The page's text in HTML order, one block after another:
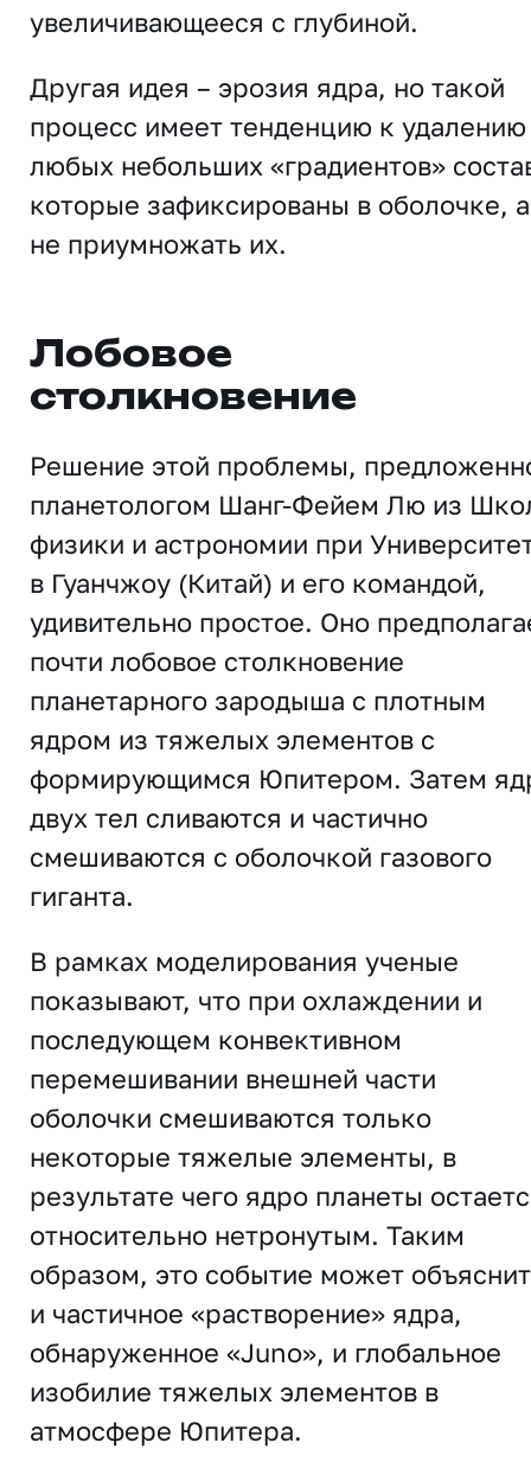
увеличивающееся с глубиной.
Другая идея – эрозия ядра, но такой
процесс имеет тенденцию к удалению
любых небольших «градиентов»
которые зафиксированы в оболочке, а
не приумножать их.
Лобовое
столкновение
Решение этой проблемы,
планетологом Шанг-Фейем Лю из
физики и астрономии при
в Гуанчжоу (Китай) и его командой,
удивительно простое. Оно
почти лобовое столкновение
планетарного зародыша с плотным
ядром из тяжелых элементов с
формирующимся Юпитером. Затем
двух тел сливаются и частично
смешиваются с оболочкой газового
гиганта.
В рамках моделирования ученые
показывают, что при охлаждении и
последующем конвективном
перемешивании внешней части
оболочки смешиваются только
некоторые тяжелые элементы, в
результате чего ядро ​​планеты
относительно нетронутым. Таким
образом, это событие может
и частичное «растворение» ядра,
обнаруженное «Juno», и глобальное
изобилие тяжелых элементов в
атмосфере Юпитера.